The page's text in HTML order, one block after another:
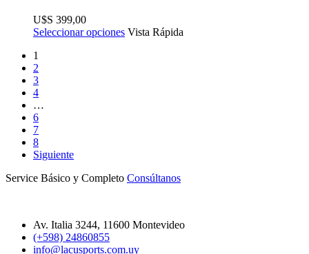
$
399,00
Seleccionar opciones Vista Rápida
1
2
3
4
…
6
7
8
Siguiente
Service Básico y Completo Consúltanos
Av. Italia 3244, 11600 Montevideo
(+598) 24860855
info@lacusports.com.uy